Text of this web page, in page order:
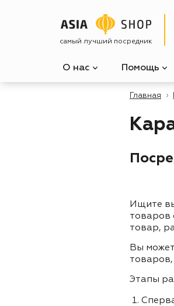
самый лучший посредник
О нас Помощь
Главная
Ищите
товаров
товар,
Вы
Этапы